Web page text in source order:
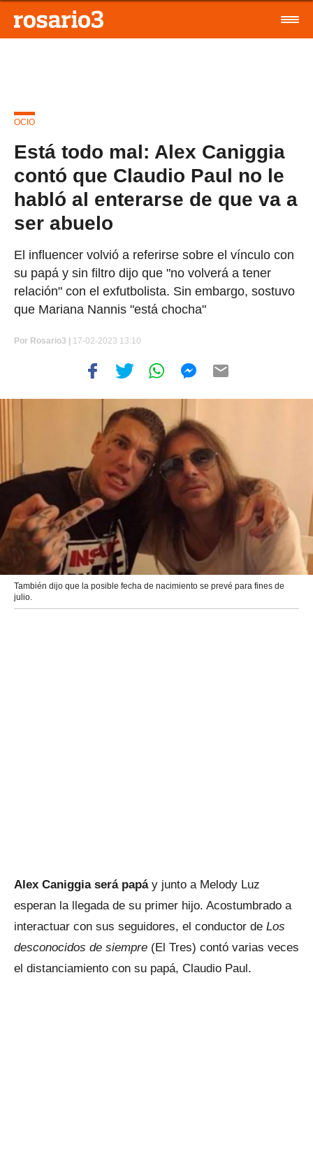
OCIO
Está todo mal: Alex Caniggia
contó que Claudio Paul no le
habló al enterarse de que va a
ser abuelo
El influencer volvió a referirse sobre el vínculo con
su papá y sin filtro dijo que "no volverá a tener
relación" con el exfutbolista. Sin embargo, sostuvo
que Mariana Nannis "está chocha"
Por Rosario3 | 17-02-2023 13:10
También dijo que la posible fecha de nacimiento se prevé para fines de
julio.
Alex Caniggia será papá y junto a Melody Luz
esperan la llegada de su primer hijo. Acostumbrado a
interactuar con sus seguidores, el conductor de Los
desconocidos de siempre (El Tres) contó varias veces
el distanciamiento con su papá, Claudio Paul.